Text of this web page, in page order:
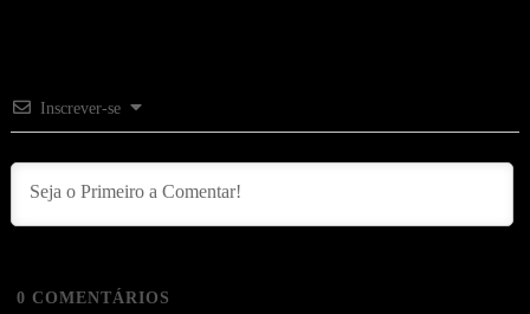
Inscrever-se
0 COMENTÁRIOS